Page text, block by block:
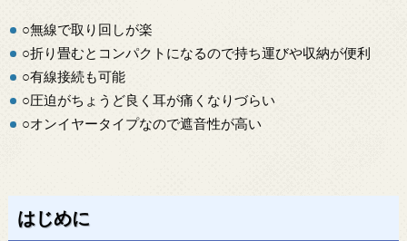
○無線で取り回しが楽
○折り畳むとコンパクトになるので持ち運びや収納が便利
○有線接続も可能
○圧迫がちょうど良く耳が痛くなりづらい
○オンイヤータイプなので遮音性が高い
はじめに